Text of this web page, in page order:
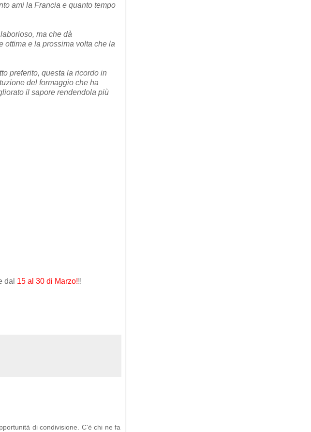
ami la Francia e quanto tempo
ma che dà
ottima e la prossima volta che la
preferito, questa la ricordo in
del formaggio che ha
il sapore rendendola più
dal 15 al 30 di Marzo!!!
di condivisione. C'è chi ne fa